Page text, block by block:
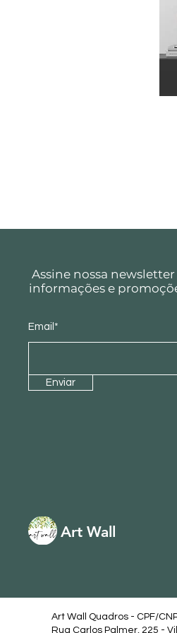
Assine nossa
informações e
Email*
Enviar
Art Wall
Art Wall Quadros - CPF/
Rua Carlos Palmer, 225 -